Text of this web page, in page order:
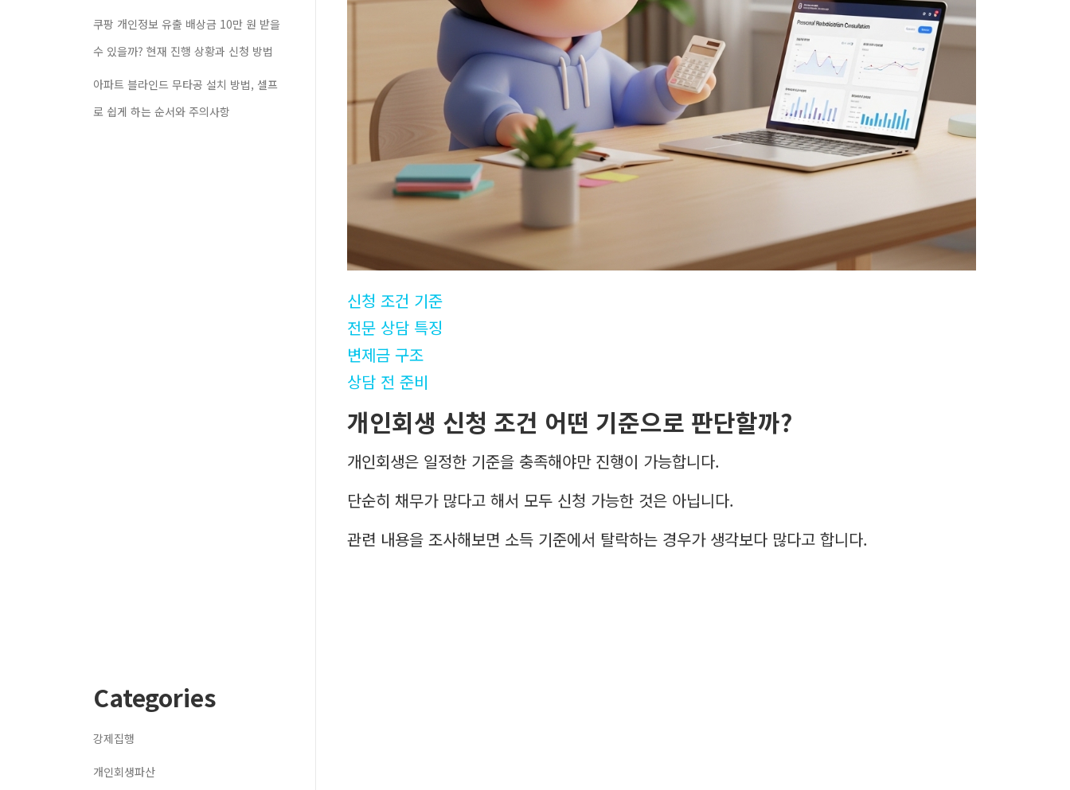
신청 조건 기준
전문 상담 특징
변제금 구조
상담 전 준비
개인회생 신청 조건 어떤 기준으로 판단할까?
개인회생은 일정한 기준을 충족해야만 진행이 가능합니다.
단순히 채무가 많다고 해서 모두 신청 가능한 것은 아닙니다.
관련 내용을 조사해보면 소득 기준에서 탈락하는 경우가 생각보다 많다고 합니다.
쿠팡 개인정보 유출 배상금 10만 원 받을
수 있을까? 현재 진행 상황과 신청 방법
아파트 블라인드 무타공 설치 방법, 셀프
로 쉽게 하는 순서와 주의사항
Categories
강제집행
개인회생파산